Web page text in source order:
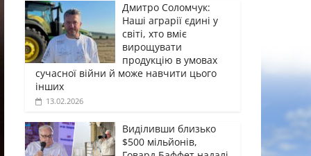
Дмитро Соломчук:
Наші аграрії єдині у
світі, хто вміє
вирощувати
продукцію в умовах
сучасної війни й може навчити цього
інших
13.02.2026
Виділивши близько
$500 мільйонів,